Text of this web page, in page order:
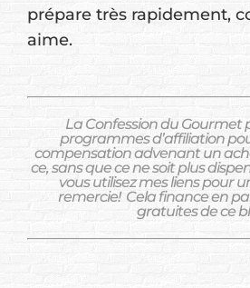
prépare très rapidement,
aime.
La Confession du Gourmet
programmes d’affiliation
compensation advenant un
ce, sans que ce ne soit plus
vous utilisez mes liens pour
remercie! Cela finance en
gratuites de ce